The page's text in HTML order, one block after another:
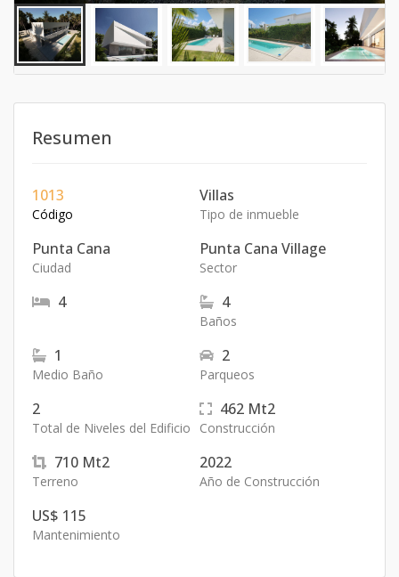
Resumen
1013
Código
Villas
Tipo de inmueble
Punta Cana
Ciudad
Punta Cana Village
Sector
4 4
Baños
1
Medio Baño
2
Parqueos
2
Total de Niveles del Edificio
462 Mt2
Construcción
710 Mt2
Terreno
2022
Año de Construcción
US$ 115
Mantenimiento